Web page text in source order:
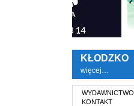
KŁODZKO
więcej…
WYDAWNICTWO
KONTAKT